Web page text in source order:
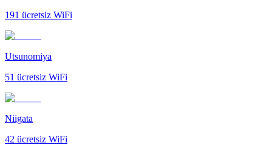
191 ücretsiz WiFi
Utsunomiya
51 ücretsiz WiFi
Niigata
42 ücretsiz WiFi